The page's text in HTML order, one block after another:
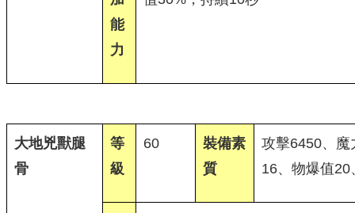
能
力
大地兇獸腿
骨
等
級
60
裝備素
質
攻擊6450、魔
16、物爆值20